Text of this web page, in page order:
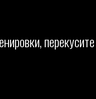
перекусите